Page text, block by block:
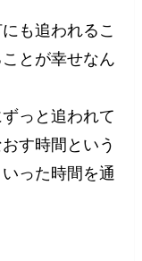
も追われるこ
とが幸せなん
っと追われて
す時間という
った時間を通